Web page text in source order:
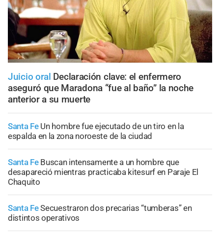
Juicio oral Declaración clave: el enfermero
aseguró que Maradona “fue al baño” la noche
anterior a su muerte
Santa Fe Un hombre fue ejecutado de un tiro en la
espalda en la zona noroeste de la ciudad
Santa Fe Buscan intensamente a un hombre que
desapareció mientras practicaba kitesurf en Paraje El
Chaquito
Santa FeSecuestraron dos precarias “tumberas” en
distintos operativos